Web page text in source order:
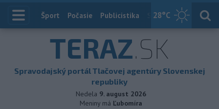
28°C
Index
Šport Počasie Publicistika Slovensko
TERAZ.SK
Spravodajský portál Tlačovej agentúry Slovenskej
republiky
Nedela 9. august 2026
Meniny má Ľubomíra